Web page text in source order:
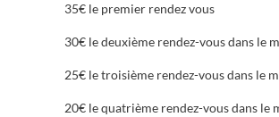
35€ le premier rendez vous
30€ le deuxième rendez-vous dans le
25€ le troisième rendez-vous dans le
20€ le quatrième rendez-vous dans le